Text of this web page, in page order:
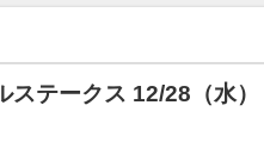
テークス 12/28（水）